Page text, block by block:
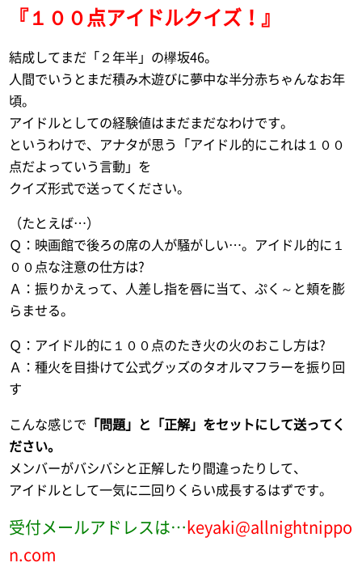
『１００点アイドルクイズ！』
結成してまだ「２年半」の欅坂46。
人間でいうとまだ積み木遊びに夢中な半分赤ちゃんなお年
頃。
アイドルとしての経験値はまだまだなわけです。
というわけで、アナタが思う「アイドル的にこれは１００
点だよっていう言動」を
クイズ形式で送ってください。
（たとえば…）
Ｑ：映画館で後ろの席の人が騒がしい…。アイドル的に１
００点な注意の仕方は?
Ａ：振りかえって、人差し指を唇に当て、ぷく～と頬を膨
らませる。
Ｑ：アイドル的に１００点のたき火の火のおこし方は?
Ａ：種火を目掛けて公式グッズのタオルマフラーを振り回
す
こんな感じで 「問題」と「正解」をセットにして送ってく
ださい。
メンバーがバシバシと正解したり間違ったりして、
アイドルとして一気に二回りくらい成長するはずです。
受付メールアドレスは…keyaki@allnightnippo
n.com